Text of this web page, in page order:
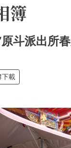
網站導覽
雙語詞彙
簿
斗派出所
下載